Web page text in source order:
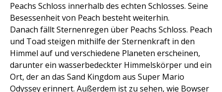
Peachs Schloss innerhalb des echten Schlosses. Seine
Besessenheit von Peach besteht weiterhin.
Danach fällt Sternenregen über Peachs Schloss. Peach
und Toad steigen mithilfe der Sternenkraft in den
Himmel auf und verschiedene Planeten erscheinen,
darunter ein wasserbedeckter Himmelskörper und ein
Ort, der an das Sand Kingdom aus Super Mario
Odyssey erinnert. Außerdem ist zu sehen, wie Bowser